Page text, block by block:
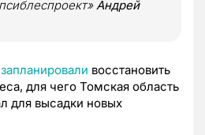
Андрей
запланировали восстановить
для чего Томская область
для высадки новых